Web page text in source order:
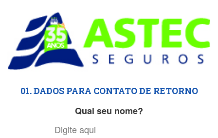
01. DADOS PARA CONTATO DE RETORNO
Qual seu nome?